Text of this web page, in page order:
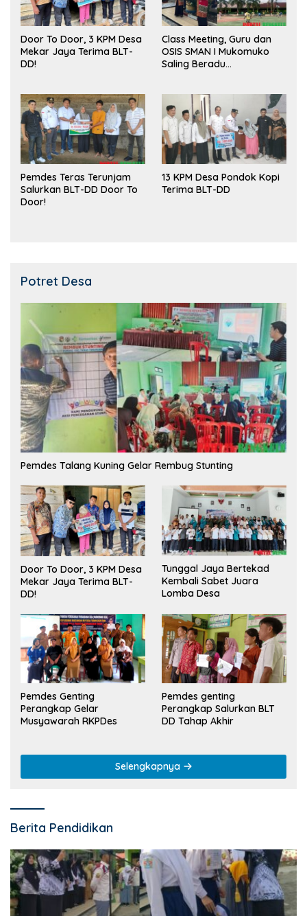
Door To Door, 3 KPM Desa
Mekar Jaya Terima BLT-
DD!
Class Meeting, Guru dan
OSIS SMAN I Mukomuko
Saling Beradu
Pemdes Teras Terunjam
Salurkan BLT-DD Door To
Door!
13 KPM Desa Pondok Kopi
Terima BLT-DD
Potret Desa
Pemdes Talang Kuning Gelar Rembug Stunting
Door To Door, 3 KPM Desa
Mekar Jaya Terima BLT-
DD!
Tunggal Jaya Bertekad
Kembali Sabet Juara
Lomba Desa
Pemdes Genting
Perangkap Gelar
Musyawarah RKPDes
Pemdes genting
Perangkap Salurkan BLT
DD Tahap Akhir
Selengkapnya
Berita Pendidikan